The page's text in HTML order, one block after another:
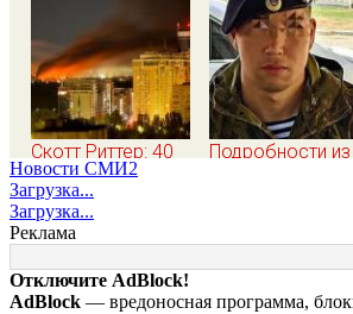
Скотт Риттер: 40
дней "принуждения
России и Путина"
резко приблизили
крах режима
Зеленского
Подробности из
спасло его в
схватке с
медведем
Новости СМИ2
Загрузка...
Загрузка...
Реклама
Отключите AdBlock!
AdBlock — вредоносная программа,